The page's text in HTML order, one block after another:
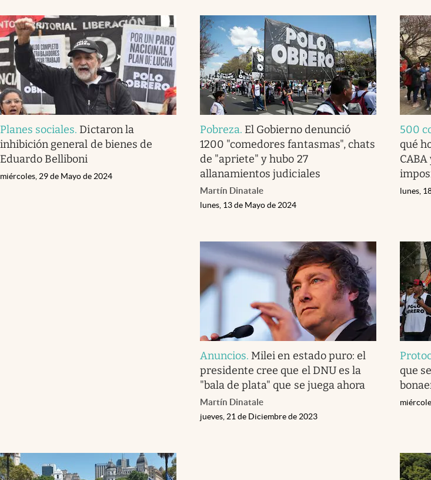
Eventos Corporativos
El Cronista Studio
Mediakit
abre en nueva pestaña
Planes sociales. Dictaron la
inhibición general de bienes de
Eduardo Belliboni
miércoles, 29 de Mayo de 2024
Pobreza. El Gobierno denunció
1200 "comedores fantasmas", chats
de "apriete" y hubo 27
allanamientos judiciales
Martín Dinatale
lunes, 13 de Mayo de 2024
500
qué
lunes,
Anuncios. Milei en estado puro: el
presidente cree que el DNU es la
"bala de plata" que se juega ahora
Martín Dinatale
jueves, 21 de Diciembre de 2023
que